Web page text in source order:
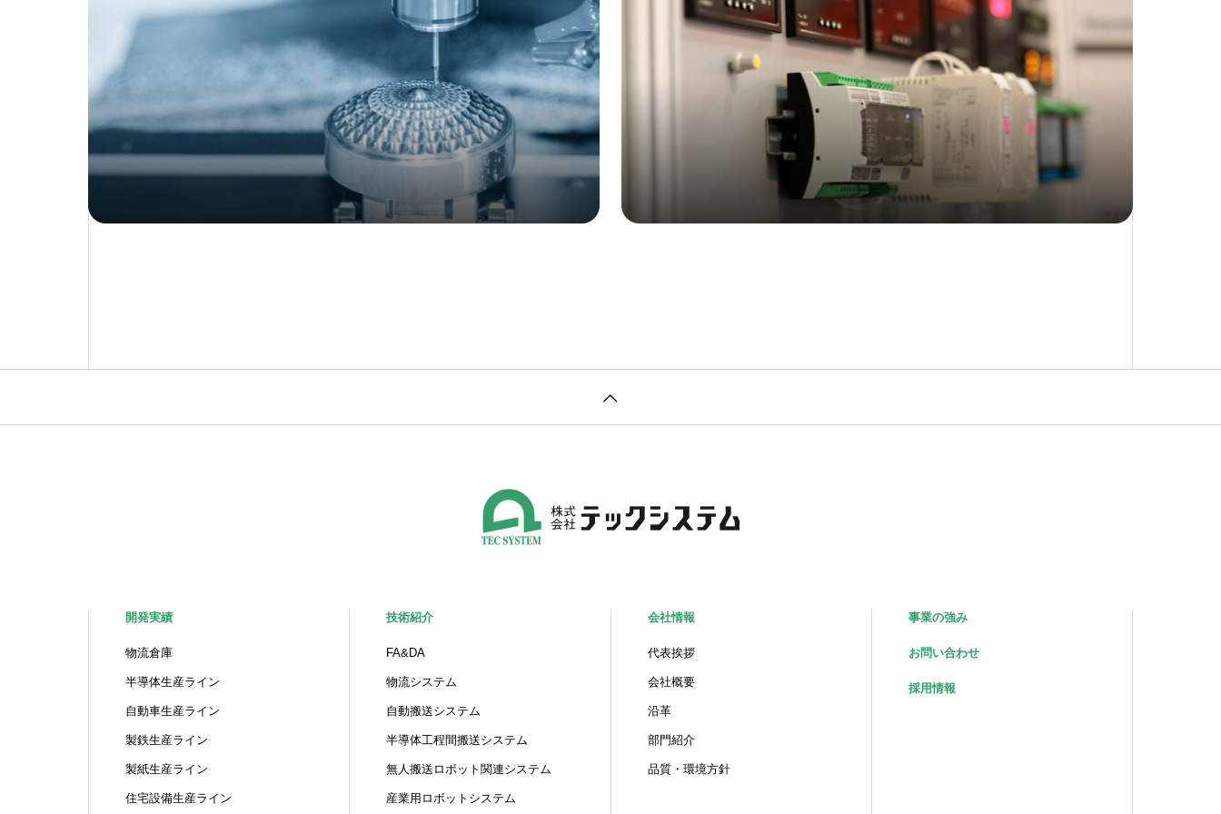
開発実績
物流倉庫
半導体生産ライン
自動車生産ライン
製鉄生産ライン
製紙生産ライン
住宅設備生産ライン
技術紹介
FA&DA
物流システム
自動搬送システム
半導体工程間搬送システム
無人搬送ロボット関連システム
産業用ロボットシステム
会社情報
代表挨拶
会社概要
沿革
部門紹介
品質・環境方針
事業の強み
お問い合わせ
採用情報